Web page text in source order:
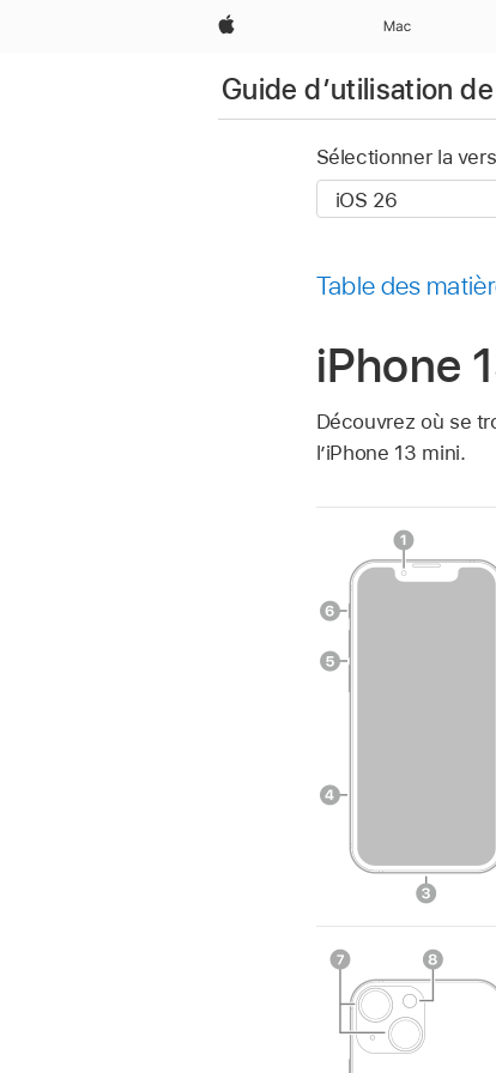
Apple Mac
Guide d’utilisation de
Sélectionner la
Table des
iPhone
Découvrez où se
l’iPhone 13 mini.